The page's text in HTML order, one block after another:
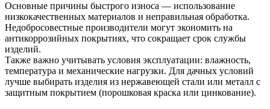
Основные причины быстрого износа — использование
низкокачественных материалов и неправильная обработка.
Недобросовестные производители могут экономить на
антикоррозийных покрытиях, что сокращает срок службы
изделий.
Также важно учитывать условия эксплуатации: влажность,
температура и механические нагрузки. Для дачных условий
лучше выбирать изделия из нержавеющей стали или металл с
защитным покрытием (порошковая краска или цинкование).